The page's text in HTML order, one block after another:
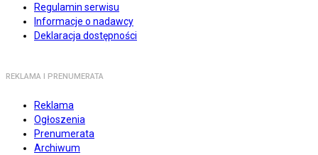
Regulamin serwisu
Informacje o nadawcy
Deklaracja dostępności
REKLAMA I PRENUMERATA
Reklama
Ogłoszenia
Prenumerata
Archiwum